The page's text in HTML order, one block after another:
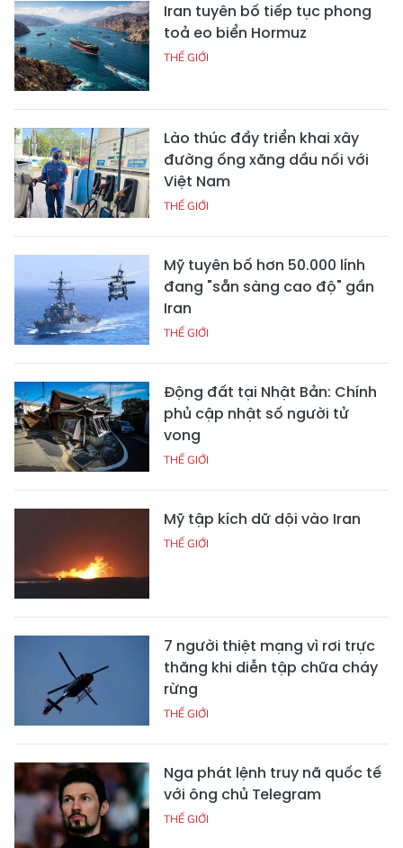
Iran tuyên bố tiếp tục phong
toả eo biển Hormuz
THẾ GIỚI
Lào thúc đẩy triển khai xây
đường ống xăng dầu nối với
Việt Nam
THẾ GIỚI
Mỹ tuyên bố hơn 50.000 lính
đang "sẵn sàng cao độ" gần
Iran
THẾ GIỚI
Động đất tại Nhật Bản: Chính
phủ cập nhật số người tử
vong
THẾ GIỚI
Mỹ tập kích dữ dội vào Iran
THẾ GIỚI
7 người thiệt mạng vì rơi trực
thăng khi diễn tập chữa cháy
rừng
THẾ GIỚI
Nga phát lệnh truy nã quốc tế
với ông chủ Telegram
THẾ GIỚI